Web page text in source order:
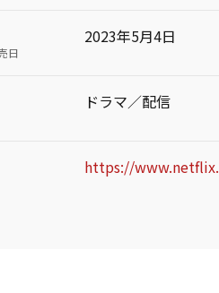
日
2023年5月4日
ドラマ／配信
https://